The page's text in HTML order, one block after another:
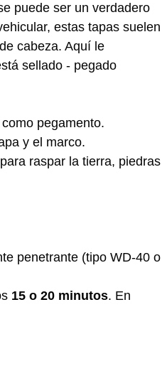
puede ser un verdadero
estas tapas suelen
cabeza. Aquí le
sellado - pegado
pegamento.
y el marco.
raspar la tierra, piedras
penetrante (tipo WD-40 o
15 o 20 minutos. En